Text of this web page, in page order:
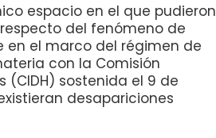
espacio en el que pudieron
del fenómeno de
en el marco del régimen de
con la Comisión
(CIDH) sostenida el 9 de
desapariciones